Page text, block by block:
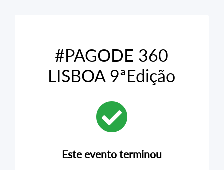
#PAGODE 360
LISBOA 9ªEdição
Este evento terminou